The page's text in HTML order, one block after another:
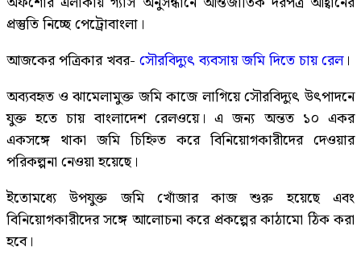
প্রস্তুতি নিচ্ছে পেট্রোবাংলা।
আজকের পত্রিকার খবর- সৌরবিদ্যুৎ ব্যবসায় জমি দিতে চায় রেল।
অব্যবহৃত ও ঝামেলামুক্ত জমি কাজে লাগিয়ে সৌরবিদ্যুৎ উৎপাদনে
যুক্ত হতে চায় বাংলাদেশ রেলওয়ে। এ জন্য অন্তত ১০ একর
একসঙ্গে থাকা জমি চিহ্নিত করে বিনিয়োগকারীদের দেওয়ার
পরিকল্পনা নেওয়া হয়েছে।
ইতোমধ্যে উপযুক্ত জমি খোঁজার কাজ শুরু হয়েছে এবং
বিনিয়োগকারীদের সঙ্গে আলোচনা করে প্রকল্পের কাঠামো ঠিক করা
হবে।